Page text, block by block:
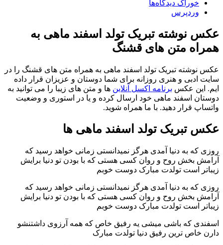
خوراک دیدگاه‌ها
وردپرس
عکس نوشته تبریک تولد اسفند ماهی به
همراه متن های قشنگ
عکس نوشته تبریک تولد اسفند ماهی به همراه متن های قشنگ را در
سایت ادبی و هنری روزانه برای شما دوستان و عزیزان قرار داده
ایم. این عکس برنامه اکسل آنلاین ها و متن های زیبا را می توانید به
دوستان اسفند ماهی خود ارسال کرده و یا در استوری و وضعیت
واتساپ قرار دهید. با ما همراه شوید.
عکس تبریک تولد اسفند ماهی ها
روزی که به دنیا آمدی هرگز نمیدانستی زمانی خواهد رسید که
آرامش بخش روح و روان کسی هستی که با بودن تو دنیا برایش
زیباتر است تولدت مبارک دوست خوبم
روزی که به دنیا آمدی هرگز نمیدانستی زمانی خواهد رسید که
آرامش بخش روح و روان کسی هستی که با بودن تو دنیا برایش
زیباتر است تولدت مبارک دوست خوبم
اسفندی که باشی میشی یه رفیق خاص که همه آرزوی داشتنشو
دارن خاص ترین رفیق دنیا تولدت مبارک